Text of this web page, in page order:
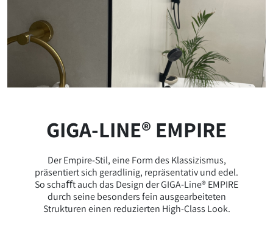
GIGA-LINE® EMPIRE
Der Empire-Stil, eine Form des Klassizismus,
präsentiert sich geradlinig, repräsentativ und edel.
So schaﬀt auch das Design der GIGA-Line® EMPIRE
durch seine besonders fein ausgearbeiteten
Strukturen einen reduzierten High-Class Look.